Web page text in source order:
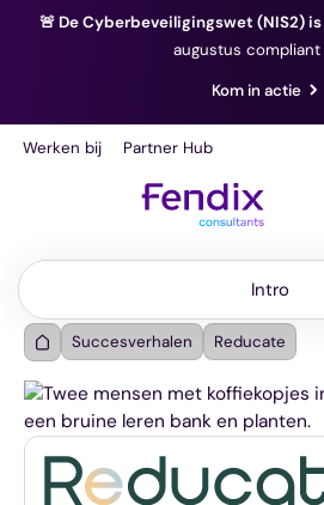
🚨 De Cyberbeveiligingswet (NIS2) is
augustus compliant
Kom in actie
Werken bij Partner Hub
Intro
Intro
Succesverhalen Reducate